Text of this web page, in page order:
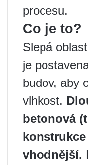
procesu.
Co je to?
Slepá
je
budov, aby
vlhkost.
betonová
vhodnější.